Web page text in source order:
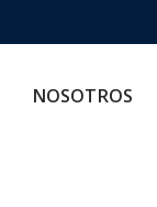
NOSOTROS